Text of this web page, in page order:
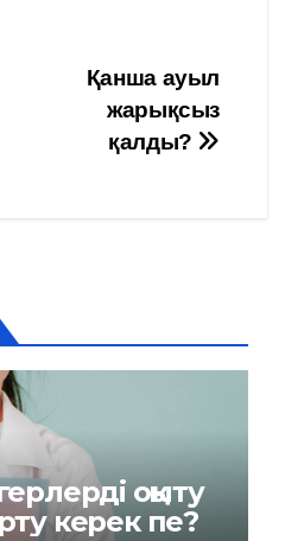
Қанша ауыл
жарықсыз
қалды?
оқыту
керек пе?